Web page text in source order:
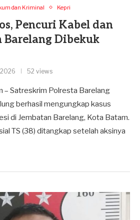
dan Kriminal Kepri
Pencuri Kabel dan
Barelang Dibekuk
52 views
– Satreskrim Polresta Barelang
berhasil mengungkap kasus
di Jembatan Barelang, Kota Batam.
TS (38) ditangkap setelah aksinya